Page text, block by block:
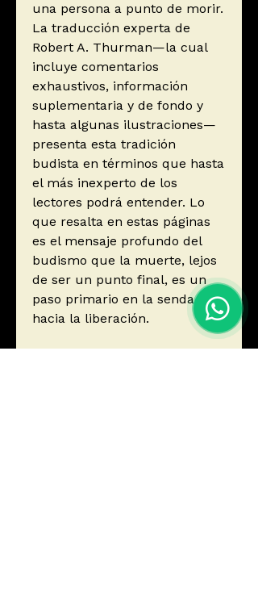
una persona a punto de morir.
La traducción experta de
Robert A. Thurman—la cual
incluye comentarios
exhaustivos, información
suplementaria y de fondo y
hasta algunas ilustraciones—
presenta esta tradición
budista en términos que hasta
el más inexperto de los
lectores podrá entender. Lo
que resalta en estas páginas
es el mensaje profundo del
budismo que la muerte, lejos
de ser un punto final, es un
paso primario en la senda
hacia la liberación.